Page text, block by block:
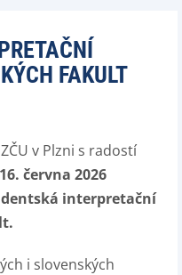
FAKULT
v Plzni s radostí
června 2026
interpretační
i slovenských